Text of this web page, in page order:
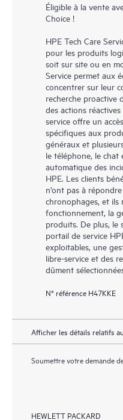
Éligible à la vente
Choice !
HPE Tech Care
pour les produits
soit sur site ou en
Service permet aux
concentrer sur leur
recherche proactive
des actions
service offre un
spécifiques aux
généraux et
le téléphone, le chat
automatique des
HPE. Les clients
n’ont pas à
chronophages, et ils
fonctionnement, la
produits. De plus, le
portail de service
exploitables, une
libre-service et des
dûment
N° référence H47KKE
Afficher les détails relatifs
Soumettre votre demande
HEWLETT PACKARD